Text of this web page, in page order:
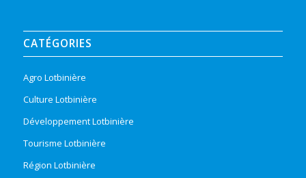
CATÉGORIES
Agro Lotbinière
Culture Lotbinière
Développement Lotbinière
Tourisme Lotbinière
Région Lotbinière